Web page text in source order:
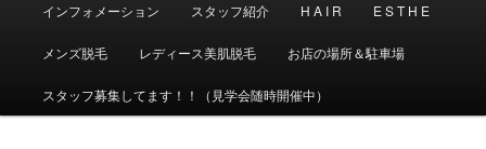
ュ
インフォメーション スタッフ紹介 H A I R E S T H E
メンズ脱毛 レディース美肌脱毛 お店の場所＆駐車場
スタッフ募集してます！！（見学会随時開催中）